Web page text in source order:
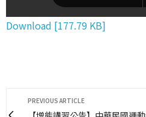
Download [177.79 KB]
PREVIOUS ARTICLE